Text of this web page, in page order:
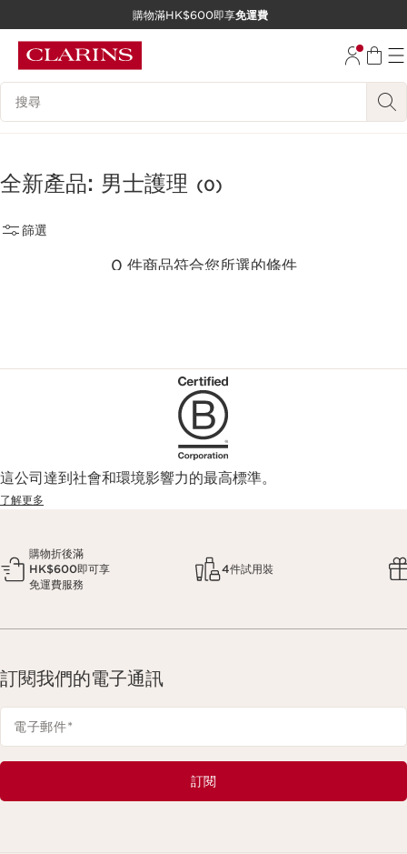
跳至內容
購物滿HK$600即享免運費
搜尋內容說明
全新產品: 男士護理 (0)
篩選
0 件商品符合您所選的條件
這公司達到社會和環境影響力的最高標準。
了解更多
購物折後滿
HK$600即可享
免運費服務
4件試用裝
訂閱我們的電子通訊
電子郵件*
訂閱